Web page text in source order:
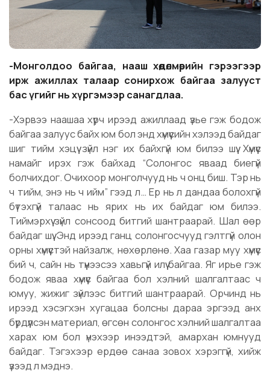
-Монголдоо байгаа, нааш хөдөлмөрийн гэрээгээр
ирж ажиллах талаар сонирхож байгаа залууст
бас үгийг нь хүргэмээр санагдлаа.
-Хэрвээ наашаа хүрч ирээд ажиллаад үзье гэж бодож
байгаа залуус байх юм бол энд хүмүүсийн хэлээд байдаг
шиг тийм хэцүү зүйл нэг их байхгүй юм билээ шүү. Хүмүүс
намайг ирэх гэж байхад “Солонгос яваад биегүй
болчихдог. Очихоор монголчууд нь ч онц биш. Тэр нь
ч тийм, энэ нь ч ийм” гээд л… Ер нь л дандаа болохгүй
бүтэхгүй талаас нь ярих нь их байдаг юм билээ.
Тиймэрхүү зүйл сонсоод битгий шантраарай. Шал өөр
байдаг шүү. Энд ирээд ганц солонгосчууд гэлтгүй олон
орны хүмүүстэй найзалж, нөхөрлөнө. Хаа газар муу хүмүүс
бий ч, сайн нь түүнээсээ хавьгүй илүү байгаа. Яг ирье гэж
бодож яваа хүмүүс байгаа бол хэлний шалгалтаас ч
юмуу, жижиг зүйлээс битгий шантраарай. Орчинд нь
ирээд хэсэгхэн хугацаа болсны дараа эргээд анх
бүрдүүлсэн материал, өгсөн солонгос хэлний шалгалтаа
харах юм бол үнэхээр инээдтэй, амархан юмнууд
байдаг. Тэгэхээр ердөө санаа зовох хэрэггүй, хийж
үзээд л мэднэ.